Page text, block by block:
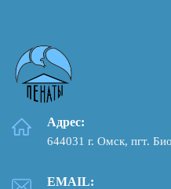
Адрес:
644031 г. Омск, пгт.
EMAIL: